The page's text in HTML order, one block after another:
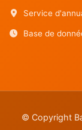
Service
Base de
© Copyright